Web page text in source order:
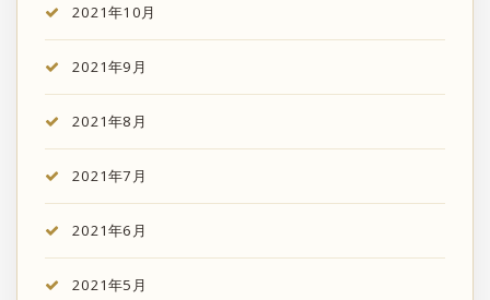
2021年10月
2021年9月
2021年8月
2021年7月
2021年6月
2021年5月